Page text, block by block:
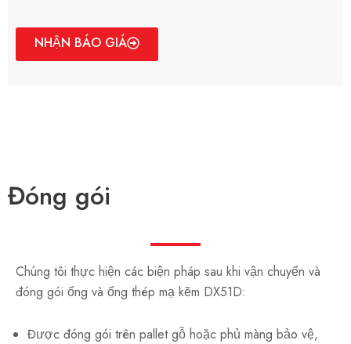
NHẬN BÁO GIÁ
Đóng gói
Chúng tôi thực hiện các biện pháp sau khi vận chuyển và
đóng gói ống và ống thép mạ kẽm DX51D:
Được đóng gói trên pallet gỗ hoặc phủ màng bảo vệ,